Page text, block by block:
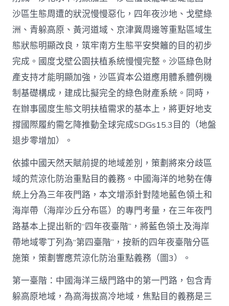
沙區生態周遭的狀況慢慢惡化，四年夜沙地、戈壁綠
洲、青躲高原、黃河道域、京津冀周邊等重點區域生
態狀態明顯改良，筑牢南方生態平安樊籬的目的初步
完成。國度戈壁公園扶植系統慢慢完整。沙區綠色財
產支持才能明顯加強，沙區資本公道應用體系體例機
制基礎構成，建成比擬完全的綠色財產系統。同時，
在辦事國度生態文明扶植需求的基本上，將更好地支
撐國際履約需乞降推動全球完成SDGs15.3目的（地盤
退步零增加）。
依據中國天然天賦前提的地域差別，策劃將來分歧區
域的荒涼化防治重點目的義務。中國海洋的地勢在傳
統上分為三年夜門路，本文增添針對陸地藍色領土和
海岸帶（海岸沙丘分布區）的專門考量，在三年夜門
路基本上提出新的“四年夜臺階”，將藍色領土及海岸
帶地域零丁列為“第四臺階”，按新的四年夜臺階分區
施策，策劃響應荒涼化防治重點義務（圖3）。
第一臺階：中國海洋三級門路中的第一門路，包含青
躲高原地域，為高海拔高冷地域，焦點目的義務是三